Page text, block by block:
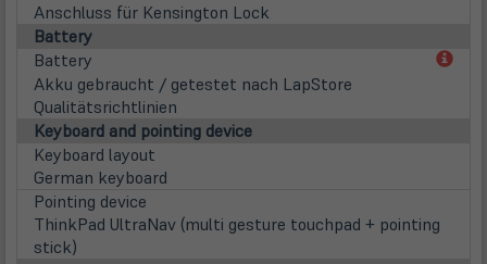
Anschluss für Kensington Lock
Battery
Battery
Akku gebraucht / getestet nach LapStore
Qualitätsrichtlinien
Keyboard and pointing device
Keyboard layout
German keyboard
Pointing device
ThinkPad UltraNav (multi gesture touchpad + pointing
stick)